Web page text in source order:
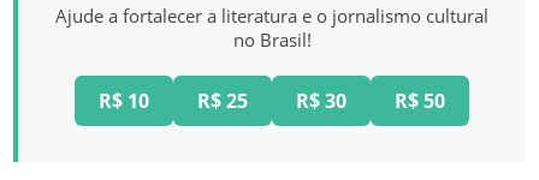
Ajude a fortalecer a literatura e o jornalismo cultural
no Brasil!
R$ 10 R$ 25 R$ 30 R$ 50